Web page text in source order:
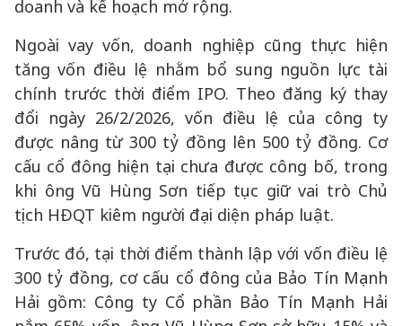
doanh và kế hoạch mở rộng.
Ngoài vay vốn, doanh nghiệp cũng thực hiện
tăng vốn điều lệ nhằm bổ sung nguồn lực tài
chính trước thời điểm IPO. Theo đăng ký thay
đổi ngày 26/2/2026, vốn điều lệ của công ty
được nâng từ 300 tỷ đồng lên 500 tỷ đồng. Cơ
cấu cổ đông hiện tại chưa được công bố, trong
khi ông Vũ Hùng Sơn tiếp tục giữ vai trò Chủ
tịch HĐQT kiêm người đại diện pháp luật.
Trước đó, tại thời điểm thành lập với vốn điều lệ
300 tỷ đồng, cơ cấu cổ đông của Bảo Tín Mạnh
Hải gồm: Công ty Cổ phần Bảo Tín Mạnh Hải